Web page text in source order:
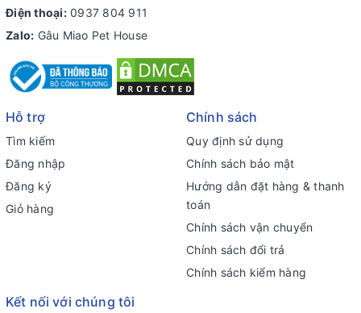
Điện thoại: 0937 804 911
Zalo: Gâu Miao Pet House
Hỗ trợ
Tìm kiếm
Đăng nhập
Đăng ký
Giỏ hàng
Chính sách
Quy định sử dụng
Chính sách bảo mật
Hướng dẫn đặt hàng & thanh
toán
Chính sách vận chuyển
Chính sách đổi trả
Chính sách kiểm hàng
Kết nối với chúng tôi